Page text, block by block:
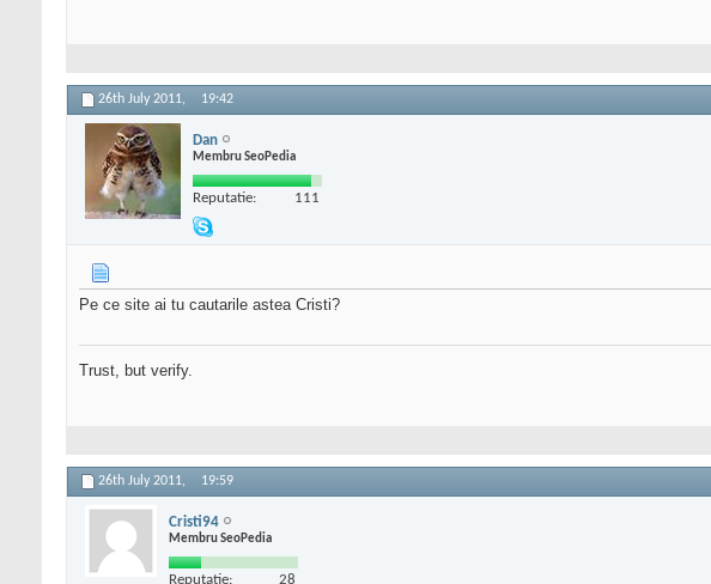
26th July 2011, 19:42
Dan
Membru SeoPedia
Reputatie: 111
Pe ce site ai tu cautarile astea Cristi?
Trust, but verify.
26th July 2011, 19:59
Cristi94
Membru SeoPedia
Reputatie: 28